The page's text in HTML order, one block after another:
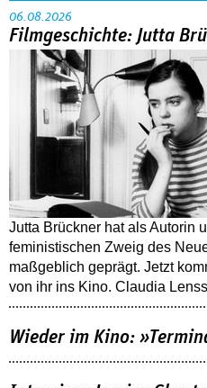
06.08.2026
Filmgeschichte: Jutta
Jutta Brückner hat als Autorin
feministischen Zweig des
maßgeblich geprägt. Jetzt
von ihr ins Kino. Claudia
Wieder im Kino: